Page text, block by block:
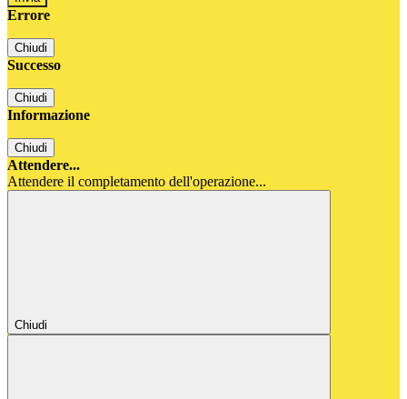
Errore
Chiudi
Successo
Chiudi
Informazione
Chiudi
Attendere...
Attendere il completamento dell'operazione...
Chiudi